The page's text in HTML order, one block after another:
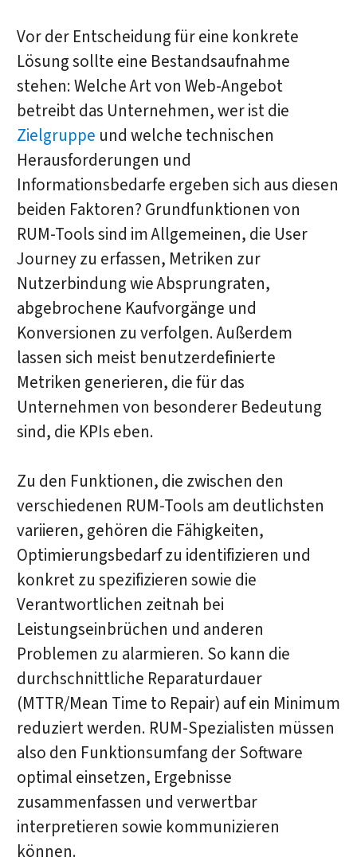
Vor der Entscheidung für eine konkrete
Lösung sollte eine Bestandsaufnahme
stehen: Welche Art von Web-Angebot
betreibt das Unternehmen, wer ist die
Zielgruppe und welche technischen
Herausforderungen und
Informationsbedarfe ergeben sich aus diesen
beiden Faktoren? Grundfunktionen von
RUM-Tools sind im Allgemeinen, die User
Journey zu erfassen, Metriken zur
Nutzerbindung wie Absprungraten,
abgebrochene Kaufvorgänge und
Konversionen zu verfolgen. Außerdem
lassen sich meist benutzerdefinierte
Metriken generieren, die für das
Unternehmen von besonderer Bedeutung
sind, die KPIs eben.
Zu den Funktionen, die zwischen den
verschiedenen RUM-Tools am deutlichsten
variieren, gehören die Fähigkeiten,
Optimierungsbedarf zu identifizieren und
konkret zu spezifizieren sowie die
Verantwortlichen zeitnah bei
Leistungseinbrüchen und anderen
Problemen zu alarmieren. So kann die
durchschnittliche Reparaturdauer
(MTTR/Mean Time to Repair) auf ein Minimum
reduziert werden. RUM-Spezialisten müssen
also den Funktionsumfang der Software
optimal einsetzen, Ergebnisse
zusammenfassen und verwertbar
interpretieren sowie kommunizieren
können.